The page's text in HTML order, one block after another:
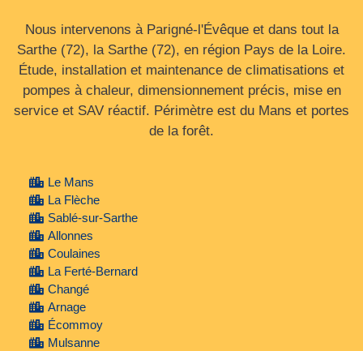
Nous intervenons à Parigné-l'Évêque et dans tout la
Sarthe (72), la Sarthe (72), en région Pays de la Loire.
Étude, installation et maintenance de climatisations et
pompes à chaleur, dimensionnement précis, mise en
service et SAV réactif. Périmètre est du Mans et portes
de la forêt.
Le Mans
La Flèche
Sablé-sur-Sarthe
Allonnes
Coulaines
La Ferté-Bernard
Changé
Arnage
Écommoy
Mulsanne